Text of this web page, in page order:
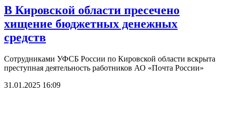
В Кировской области пресечено
хищение бюджетных денежных
средств
Сотрудниками УФСБ России по Кировской области вскрыта
преступная деятельность работников АО «Почта России»
31.01.2025 16:09